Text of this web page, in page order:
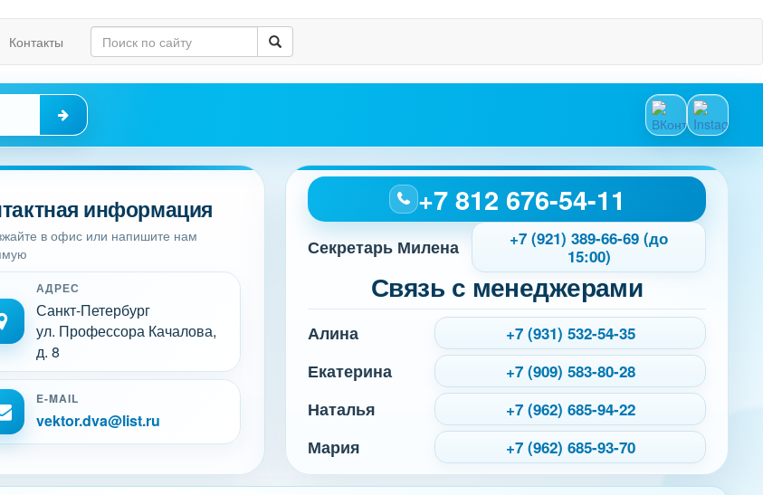
Контакты
информация
в офис или напишите нам
АДРЕС
Санкт-Петербург
ул. Профессора Качалова,
д. 8
E-MAIL
vektor.dva@list.ru
+7 812 676-54-11
Секретарь Милена
+7 (921) 389-66-69 (до
15:00)
Связь с менеджерами
Алина +7 (931) 532-54-35
Екатерина +7 (909) 583-80-28
Наталья +7 (962) 685-94-22
Мария +7 (962) 685-93-70